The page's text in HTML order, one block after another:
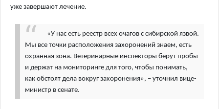
уже завершают лечение.
«У нас есть реестр всех очагов с сибирской язвой.
Мы все точки расположения захоронений знаем, есть
охранная зона. Ветеринарные инспекторы берут пробы
и держат на мониторинге для того, чтобы понимать,
как обстоят дела вокруг захоронения», – уточнил вице-
министр в сенате.